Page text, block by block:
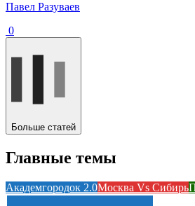
Павел Разуваев
0
Больше статей
Главные темы
Академгородок 2.0Москва Vs Сибирь